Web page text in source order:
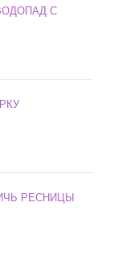
С
РЕСНИЦЫ